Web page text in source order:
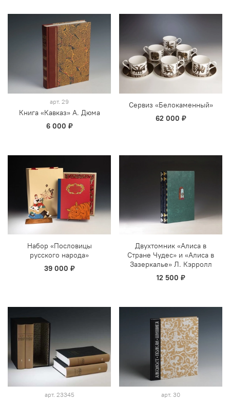
арт. 29
Книга «Кавказ» А. Дюма
6 000 ₽
Сервиз «Белокаменный»
62 000 ₽
Набор «Пословицы
русского народа»
39 000 ₽
Двухтомник «Алиса в
Стране Чудес» и «Алиса в
Зазеркалье» Л. Кэрролл
12 500 ₽
арт. 23345 арт. 30